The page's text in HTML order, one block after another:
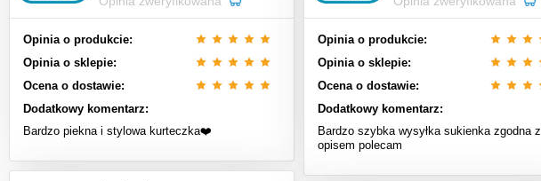
Opinia o produkcie:
Opinia o sklepie:
Ocena o dostawie:
Dodatkowy komentarz:
Bardzo piekna i stylowa kurteczka❤️
Opinia o produkcie:
Opinia o sklepie:
Ocena o dostawie:
Dodatkowy komentarz:
Bardzo szybka wysyłka sukienka zgodna z
opisem polecam